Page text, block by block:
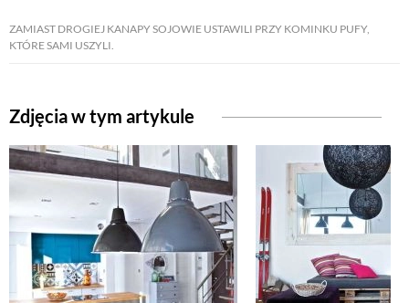
ZAMIAST DROGIEJ KANAPY SOJOWIE USTAWILI PRZY KOMINKU PUFY,
KTÓRE SAMI USZYLI.
Zdjęcia w tym artykuleURODA
NATURALNA APTECZKA
DLA DOMU
EKO ŻYCIE